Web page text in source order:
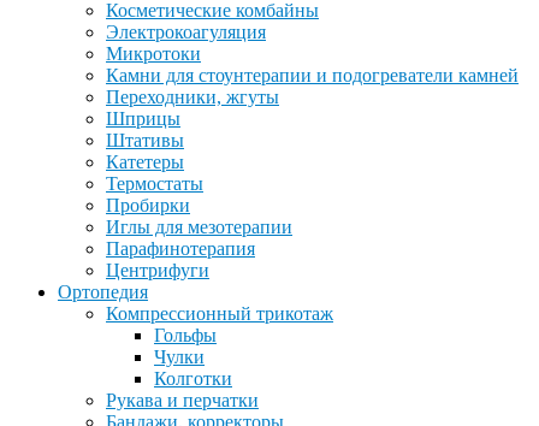
Косметические комбайны
Электрокоагуляция
Микротоки
Камни для стоунтерапии и подогреватели камней
Переходники, жгуты
Шприцы
Штативы
Катетеры
Термостаты
Пробирки
Иглы для мезотерапии
Парафинотерапия
Центрифуги
Ортопедия
Компрессионный трикотаж
Гольфы
Чулки
Колготки
Рукава и перчатки